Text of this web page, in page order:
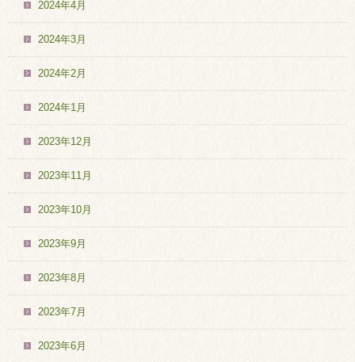
2024年4月
2024年3月
2024年2月
2024年1月
2023年12月
2023年11月
2023年10月
2023年9月
2023年8月
2023年7月
2023年6月